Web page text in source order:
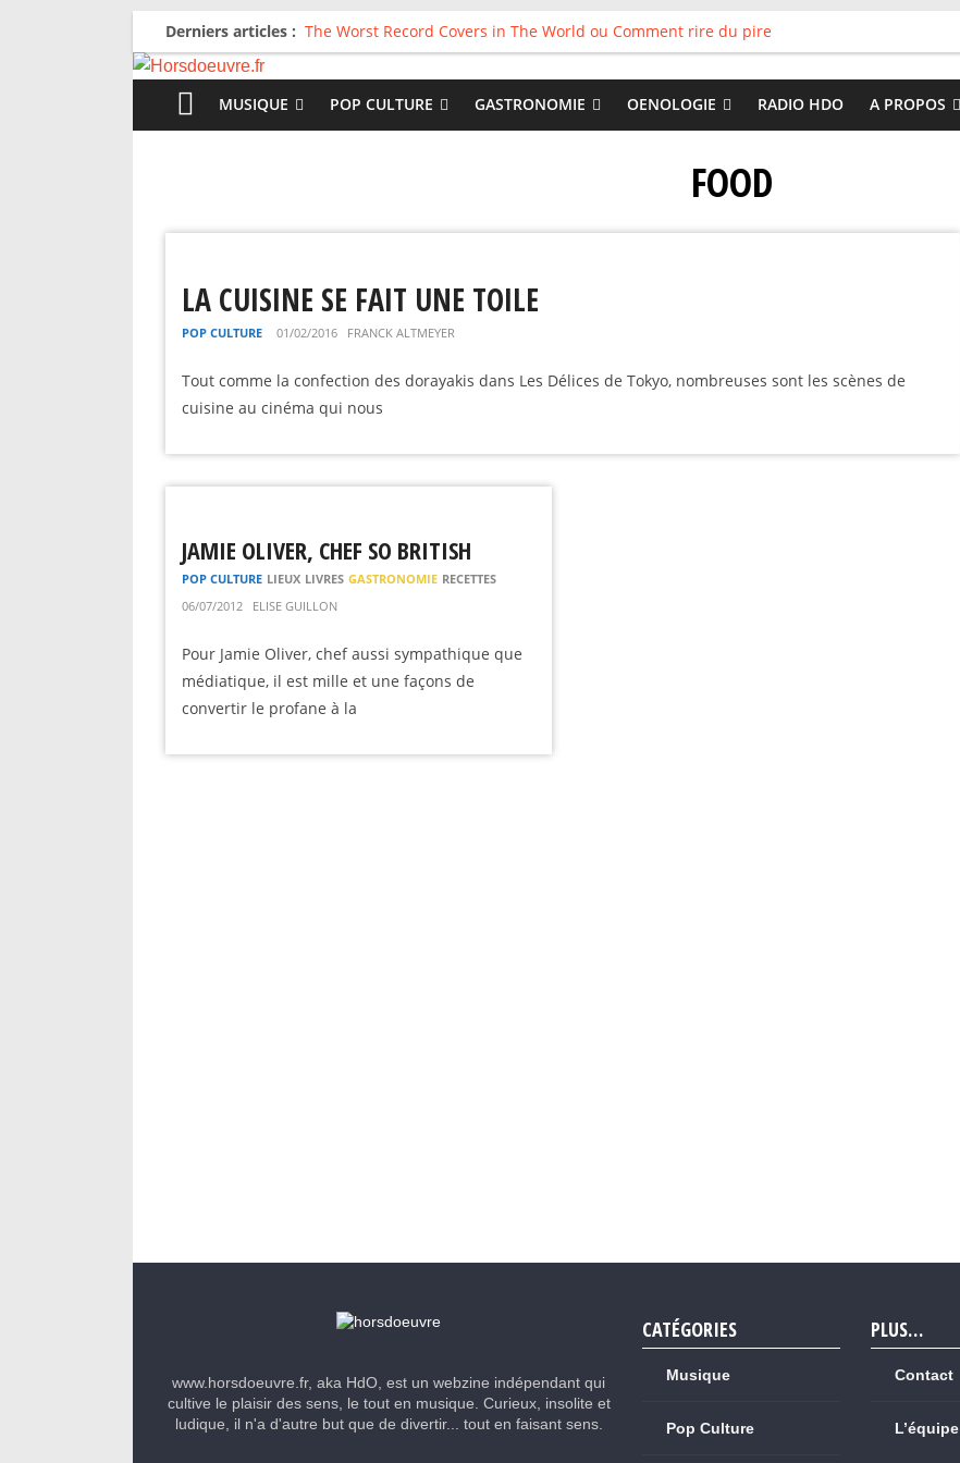
Derniers articles : The Worst Record Covers in The World ou Comment rire du pire
Avril 2026 : C’est dans les vieux pots qu’on fait les meilleurs loops !
Salvaation : Electro Ladyland
For The First Time, Again : Tyler Ballgame plie le game
Radio HDO #54 : Just be Good
MUSIQUE POP CULTURE GASTRONOMIE OENOLOGIE RADIO HDO A PROPOS
FOOD
LA CUISINE SE FAIT UNE TOILE
POP CULTURE 01/02/2016 FRANCK ALTMEYER
Tout comme la confection des dorayakis dans Les Délices de Tokyo, nombreuses sont les scènes de
cuisine au cinéma qui nous
JAMIE OLIVER, CHEF SO BRITISH
POP CULTURE LIEUX LIVRES GASTRONOMIE RECETTES
06/07/2012
ELISE GUILLON
Pour Jamie Oliver, chef aussi sympathique que
médiatique, il est mille et une façons de
convertir le profane à la
www.horsdoeuvre.fr, aka HdO, est un webzine indépendant qui
cultive le plaisir des sens, le tout en musique. Curieux, insolite et
ludique, il n'a d'autre but que de divertir... tout en faisant sens.
CATÉGORIES
Musique
Pop Culture
PLUS…
Contact
L’équipe